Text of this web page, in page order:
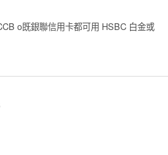
o既銀聯信用卡都可用 HSBC 白金或